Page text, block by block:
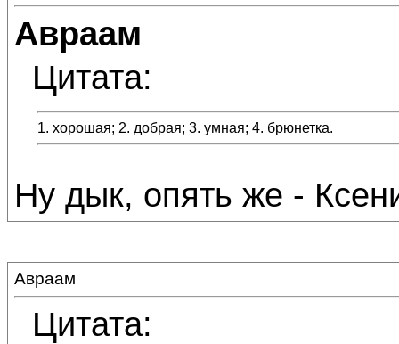
Авраам
Цитата:
1. хорошая; 2. добрая; 3. умная; 4. брюнетка.
Ну дык, опять же -
Авраам
Цитата: